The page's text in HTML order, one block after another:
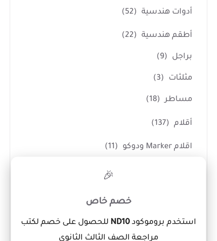
أدوات هندسية (52)
أطقم هندسية (22)
براجل (9)
مثلثات (3)
مساطر (18)
أقلام (137)
اقلام Marker ودوكو (11)
اقلام رصاص
🎉
خصم خاص
استخدم بروموكود ND10 للحصول على خصم لكتب
مراجعة الصف الثالث الثانوي